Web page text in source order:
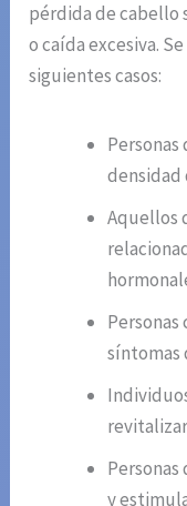
pérdida de
o caída excesiva.
siguientes casos:
densidad
Aquellos
síntomas
y